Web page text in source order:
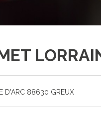
D'ARC 88630 GREUX